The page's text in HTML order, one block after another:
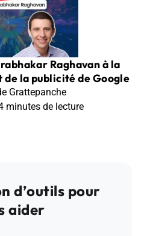
Raghavan à la
la publicité de Google
Grattepanche
minutes de lecture
d’outils pour
aider